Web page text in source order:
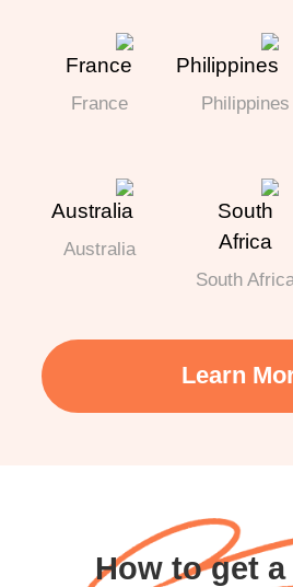
Philippines
France
South
Australia
Learn
How to get